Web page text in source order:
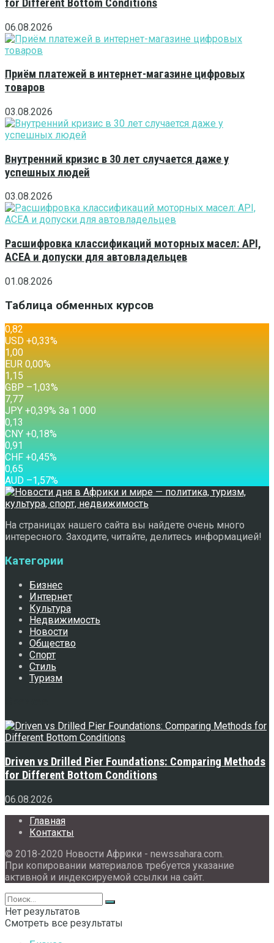
for Different Bottom Conditions
06.08.2026
Приём платежей в интернет-магазине цифровых
товаров
03.08.2026
Внутренний кризис в 30 лет случается даже у
успешных людей
03.08.2026
Расшифровка классификаций моторных масел: API,
ACEA и допуски для автовладельцев
01.08.2026
Таблица обменных курсов
0,82
USD +0,33%
1,00
EUR 0,00%
1,15
GBP –1,03%
7,77
JPY +0,39% За 1 000
0,13
CNY +0,18%
0,91
CHF +0,45%
0,65
AUD –1,57%
На страницах нашего сайта вы найдете очень много
интересного. Заходите, читайте, делитесь информацией!
Категории
Бизнес
Интернет
Культура
Недвижимость
Новости
Общество
Спорт
Стиль
Туризм
Driven vs Drilled Pier Foundations: Comparing Methods
for Different Bottom Conditions
06.08.2026
Главная
Контакты
© 2018-2020 Новости Африки - newssahara.com.
При копировании материалов требуется указание
активной и индексируемой ссылки на сайт.
Нет результатов
Смотреть все результаты